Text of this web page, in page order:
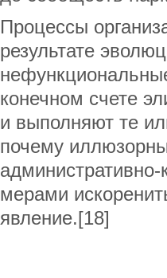
Процессы
результате
конечном счете
и выполняют те
почему
мерами
явление.[18]